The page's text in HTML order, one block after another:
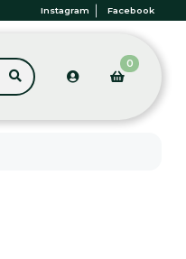
Instagram Facebook
0